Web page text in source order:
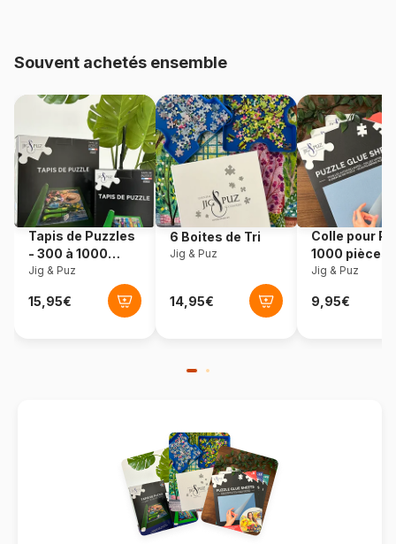
Provenance Pologne
Castorland-200771
EAN 5904438200771
Nombre de pièces 2000 pièces
Dimensions 92 x 68 cm
Souvent achetés ensemble
Tapis de Puzzles
- 300 à 1000
pièces
Jig & Puz
6 Boites de Tri
Jig & Puz
Colle pour
1000 pièces
Jig & Puz